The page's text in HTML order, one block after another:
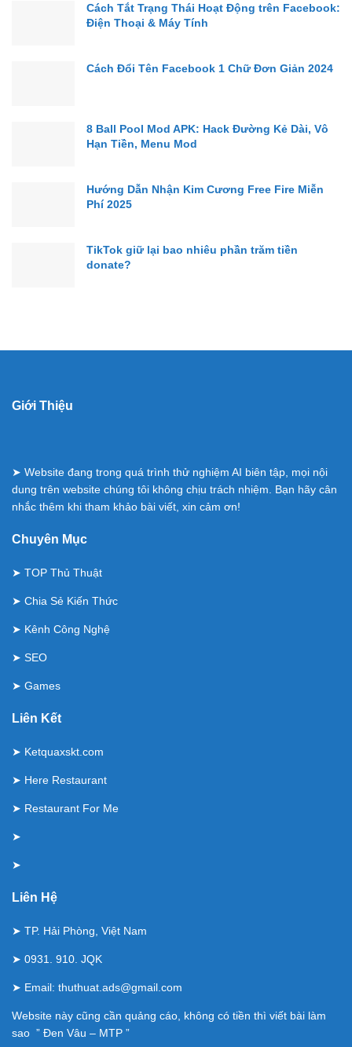
Cách Tắt Trạng Thái Hoạt Động trên Facebook:
Điện Thoại & Máy Tính
Cách Đổi Tên Facebook 1 Chữ Đơn Giản 2024
8 Ball Pool Mod APK: Hack Đường Kẻ Dài, Vô
Hạn Tiền, Menu Mod
Hướng Dẫn Nhận Kim Cương Free Fire Miễn
Phí 2025
TikTok giữ lại bao nhiêu phần trăm tiền
donate?
Giới Thiệu
➤ Website đang trong quá trình thử nghiệm AI biên tập, mọi nội
dung trên website chúng tôi không chịu trách nhiệm. Bạn hãy cân
nhắc thêm khi tham khảo bài viết, xin cảm ơn!
Chuyên Mục
➤ TOP Thủ Thuật
➤ Chia Sẻ Kiến Thức
➤ Kênh Công Nghệ
➤ SEO
➤ Games
Liên Kết
➤ Ketquaxskt.com
➤ Here Restaurant
➤ Restaurant For Me
➤
➤
Liên Hệ
➤ TP. Hải Phòng, Việt Nam
➤ 0931. 910. JQK
➤ Email: thuthuat.ads@gmail.com
Website này cũng cần quảng cáo, không có tiền thì viết bài làm
sao ” Đen Vâu – MTP ”